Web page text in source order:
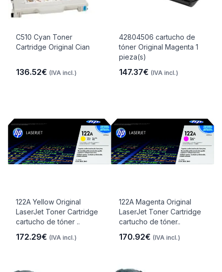
C510 Cyan Toner
Cartridge Original Cian
136.52€ (IVA incl.)
42804506 cartucho de
tóner Original Magenta 1
pieza(s)
147.37€ (IVA incl.)
122A Yellow Original
LaserJet Toner Cartridge
cartucho de tóner ..
172.29€ (IVA incl.)
122A Magenta Original
LaserJet Toner Cartridge
cartucho de tóner..
170.92€ (IVA incl.)